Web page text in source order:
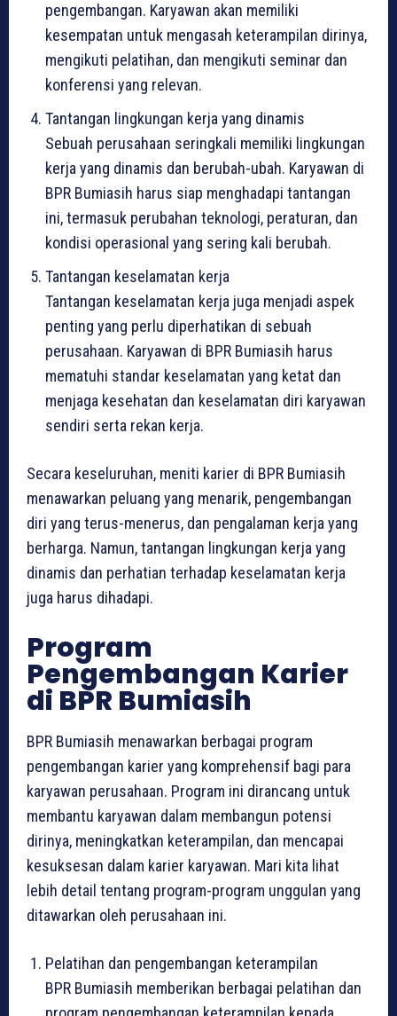
pengembangan. Karyawan akan memiliki
kesempatan untuk mengasah keterampilan dirinya,
mengikuti pelatihan, dan mengikuti seminar dan
konferensi yang relevan.
Tantangan lingkungan kerja yang dinamis
Sebuah perusahaan seringkali memiliki lingkungan
kerja yang dinamis dan berubah-ubah. Karyawan di
BPR Bumiasih harus siap menghadapi tantangan
ini, termasuk perubahan teknologi, peraturan, dan
kondisi operasional yang sering kali berubah.
Tantangan keselamatan kerja
Tantangan keselamatan kerja juga menjadi aspek
penting yang perlu diperhatikan di sebuah
perusahaan. Karyawan di BPR Bumiasih harus
mematuhi standar keselamatan yang ketat dan
menjaga kesehatan dan keselamatan diri karyawan
sendiri serta rekan kerja.
Secara keseluruhan, meniti karier di BPR Bumiasih
menawarkan peluang yang menarik, pengembangan
diri yang terus-menerus, dan pengalaman kerja yang
berharga. Namun, tantangan lingkungan kerja yang
dinamis dan perhatian terhadap keselamatan kerja
juga harus dihadapi.
Program
Pengembangan Karier
di BPR Bumiasih
BPR Bumiasih menawarkan berbagai program
pengembangan karier yang komprehensif bagi para
karyawan perusahaan. Program ini dirancang untuk
membantu karyawan dalam membangun potensi
dirinya, meningkatkan keterampilan, dan mencapai
kesuksesan dalam karier karyawan. Mari kita lihat
lebih detail tentang program-program unggulan yang
ditawarkan oleh perusahaan ini.
Pelatihan dan pengembangan keterampilan
BPR Bumiasih memberikan berbagai pelatihan dan